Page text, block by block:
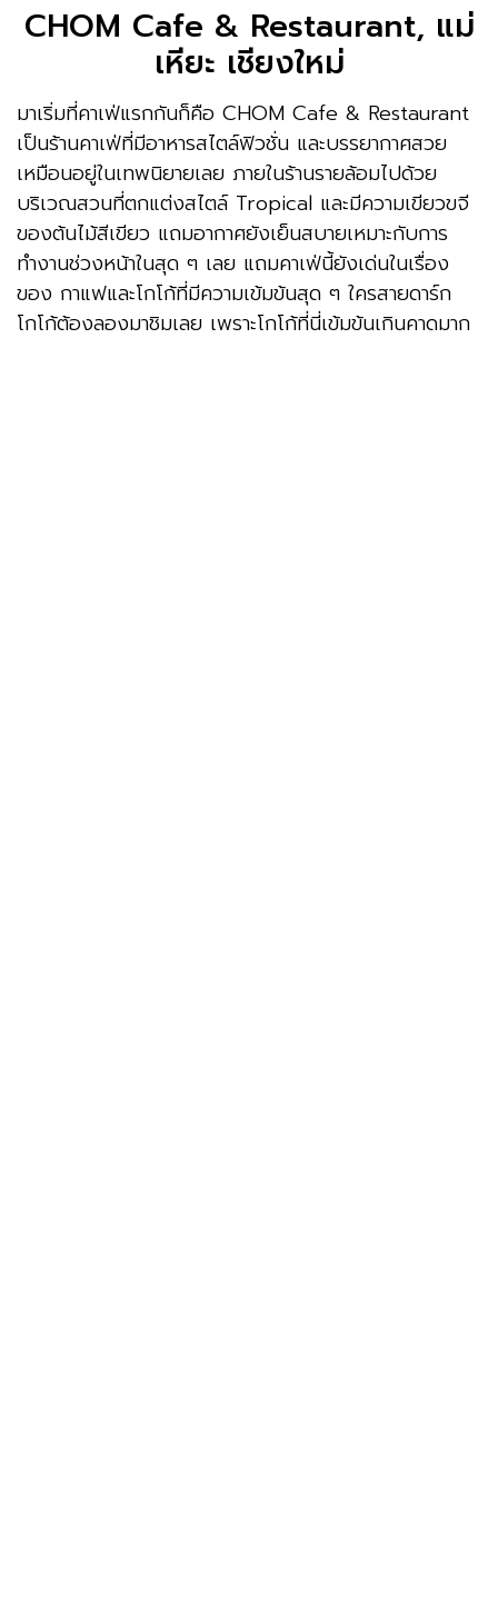
CHOM Cafe & Restaurant, แม่
เหียะ เชียงใหม่
มาเริ่มที่คาเฟ่แรกกันก็คือ CHOM Cafe & Restaurant
เป็นร้านคาเฟ่ที่มีอาหารสไตล์ฟิวชั่น และบรรยากาศสวย
เหมือนอยู่ในเทพนิยายเลย ภายในร้านรายล้อมไปด้วย
บริเวณสวนที่ตกแต่งสไตล์ Tropical และมีความเขียวขจี
ของต้นไม้สีเขียว แถมอากาศยังเย็นสบายเหมาะกับการ
ทำงานช่วงหน้าในสุด ๆ เลย แถมคาเฟ่นี้ยังเด่นในเรื่อง
ของ กาแฟและโกโก้ที่มีความเข้มข้นสุด ๆ ใครสายดาร์ก
โกโก้ต้องลองมาชิมเลย เพราะโกโก้ที่นี่เข้มข้นเกินคาดมาก